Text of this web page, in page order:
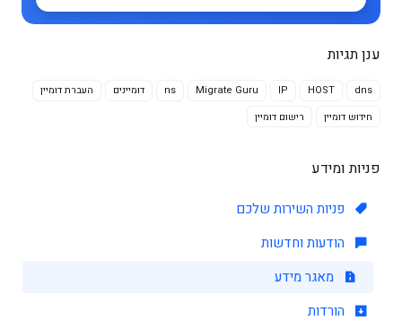
ענן תגיות
dns
HOST
IP
Migrate Guru
ns דומיינים
העברת דומיין
חידוש דומיין
רישום דומיין
פניות ומידע
פניות השירות שלכם
הודעות וחדשות
מאגר מידע
הורדות